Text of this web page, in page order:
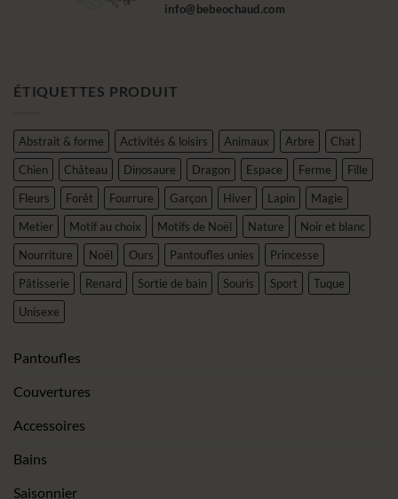
info@bebeochaud.com
ÉTIQUETTES PRODUIT
Abstrait & forme Activités & loisirs Animaux Arbre
Chat
Chien
Château Dinosaure Dragon Espace Ferme
Fille
Fleurs
Forêt Fourrure Garçon Hiver Lapin
Magie
Metier
Motif au choix Motifs de Noël Nature
Noir et blanc
Nourriture
Noël Ours Pantoufles unies
Princesse
Pâtisserie
Renard Sortie de bain Souris Sport
Tuque
Unisexe
Pantoufles
Couvertures
Accessoires
Bains
Saisonnier